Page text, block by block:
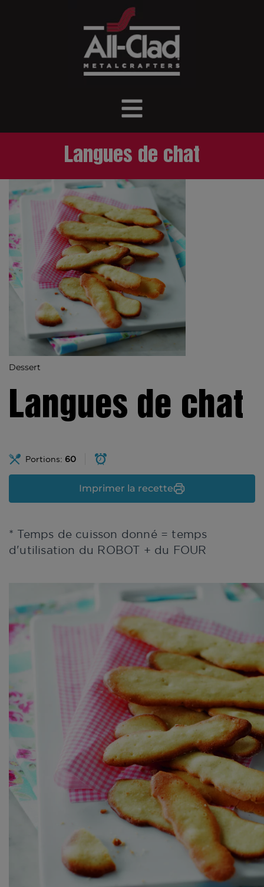
Langues de chat
Dessert
Langues de chat
Portions: 60
Imprimer la recette
* Temps de cuisson donné = temps
d'utilisation du ROBOT + du FOUR